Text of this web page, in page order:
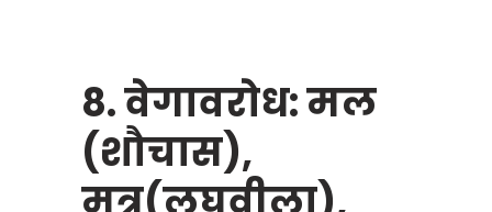
8. वेगावरोध: मल
(शौचास),